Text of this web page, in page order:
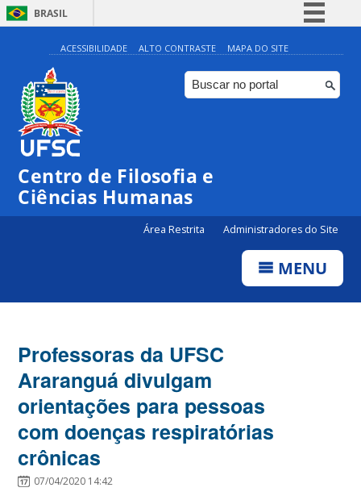
BRASIL
Simplifique!
Comunica BR
Participe
ACESSIBILIDADE ALTO CONTRASTE MAPA DO SITE
Centro de Filosofia e
Ciências Humanas
Área Restrita Administradores do Site
MENU
Professoras da UFSC
Araranguá divulgam
orientações para pessoas
com doenças respiratórias
crônicas
07/04/2020 14:42